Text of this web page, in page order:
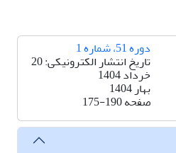
دوره 51، شماره 1
تاریخ انتشار الکترونیکی: 20
خرداد 1404
بهار 1404
صفحه175-190